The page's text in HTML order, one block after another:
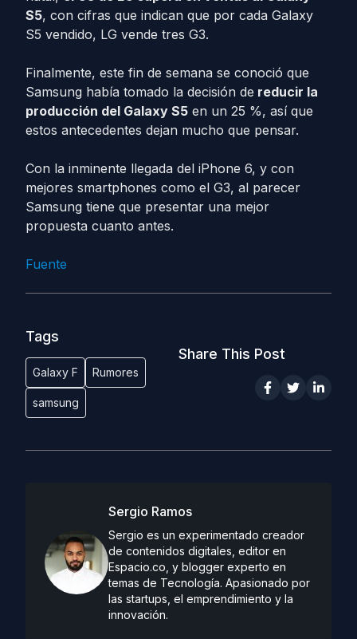
S5, con cifras que indican que por cada Galaxy
S5 vendido, LG vende tres G3.
Finalmente, este fin de semana se conoció que
Samsung había tomado la decisión de reducir la
producción del Galaxy S5 en un 25 %, así que
estos antecedentes dejan mucho que pensar.
Con la inminente llegada del iPhone 6, y con
mejores smartphones como el G3, al parecer
Samsung tiene que presentar una mejor
propuesta cuanto antes.
Fuente
Tags
Galaxy F Rumores
samsung
Share This Post
Sergio Ramos
Sergio es un experimentado creador
de contenidos digitales, editor en
Espacio.co, y blogger experto en
temas de Tecnología. Apasionado por
las startups, el emprendimiento y la
innovación.